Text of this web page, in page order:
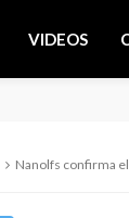
VIDEOS
Nanolfs confirma el estreno